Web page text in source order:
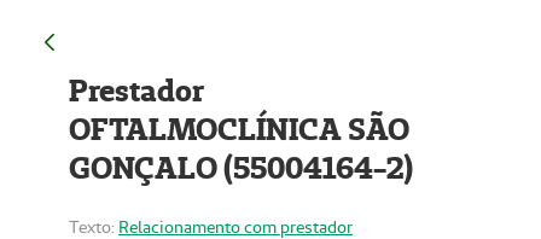
Prestador
OFTALMOCLÍNICA SÃO
GONÇALO (55004164-2)
Texto: Relacionamento com prestador